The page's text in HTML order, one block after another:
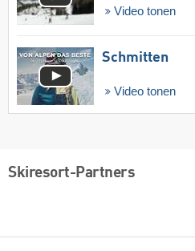
Video tonen
Schmitten
Video tonen
Skiresort-Partners